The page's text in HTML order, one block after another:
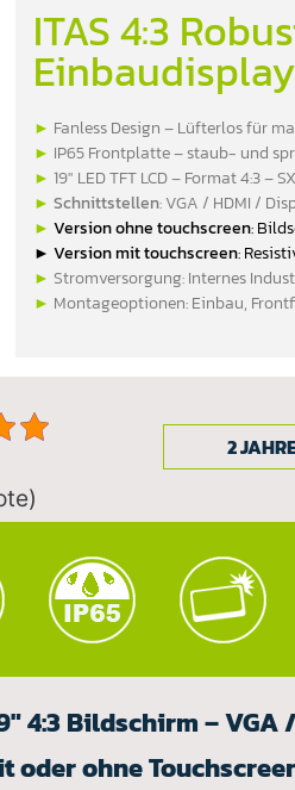
ITAS 4:3
Einbaudisplay
► Fanless Design – Lüfterlos für
► IP65 Frontplatte – staub- und
► 19″ LED TFT LCD – Format 4:3 –
► Schnittstellen: VGA / HDMI /
► Version ohne touchscreen:
► Version mit touchscreen:
► Stromversorgung: Internes
► Montageoptionen: Einbau,
2
4:3 Bildschirm –
oder ohne